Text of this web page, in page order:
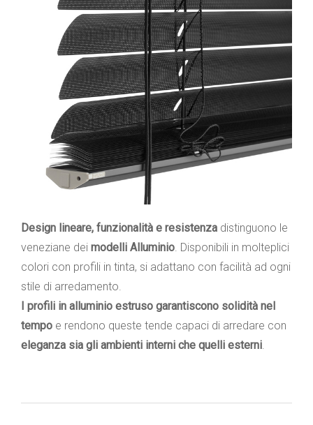
Design lineare, funzionalità e resistenza distinguono le
veneziane dei modelli Alluminio. Disponibili in molteplici
colori con profili in tinta, si adattano con facilità ad ogni
stile di arredamento.
I profili in alluminio estruso garantiscono solidità nel
tempo e rendono queste tende capaci di arredare con
eleganza sia gli ambienti interni che quelli esterni.